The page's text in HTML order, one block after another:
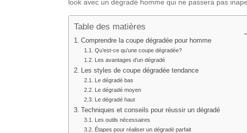
look avec un dégradé homme qui ne passera pas
Table des matières
Comprendre la coupe dégradée pour homme
Qu’est-ce qu’une coupe dégradée?
Les avantages d’un dégradé
Les styles de coupe dégradée tendance
Le dégradé bas
Le dégradé moyen
Le dégradé haut
Techniques et conseils pour réussir un dégradé
Les outils nécessaires
Étapes pour réaliser un dégradé parfait